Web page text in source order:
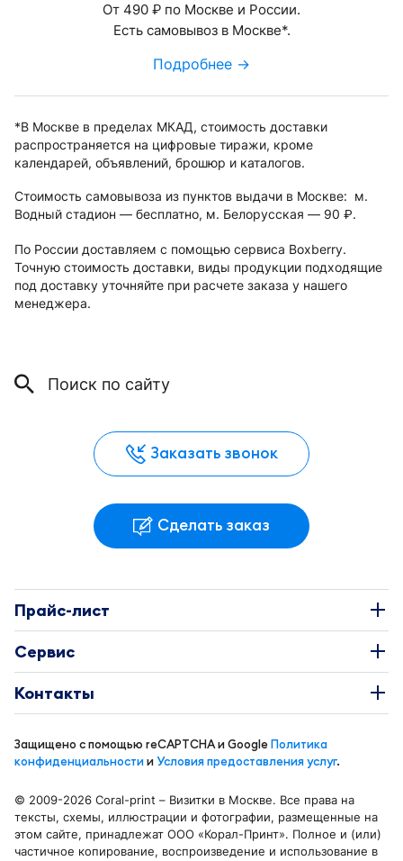
От 490 руб. по Москве и России.
Есть самовывоз в Москве*.
Подробнее →
*В Москве в пределах МКАД, стоимость доставки
распространяется на цифровые тиражи, кроме
календарей, объявлений, брошюр и каталогов.
Стоимость самовывоза из пунктов выдачи в Москве: м.
Водный стадион — бесплатно, м. Белорусская — 90 руб..
По России доставляем с помощью сервиса Boxberry.
Точную стоимость доставки, виды продукции подходящие
под доставку уточняйте при расчете заказа у нашего
менеджера.
Заказать звонок
Сделать заказ
Прайс-лист
Этикетки
Буклеты
Визитки
Бирки и воблеры
Календари
Сервис
Требования к макетам
Доставка и оплата
Карта сайта
Блог
Контакты
info@coral-print.ru
Отделения в Москве
Защищено с помощью reCAPTCHA и GoogleПолитика
конфиденциальностииУсловия предоставления услуг.
© 2009-2026 Coral-print – Визитки в Москве. Все права на
тексты, схемы, иллюстрации и фотографии, размещенные на
этом сайте, принадлежат ООО «Корал-Принт». Полное и (или)
частичное копирование, воспроизведение и использование в